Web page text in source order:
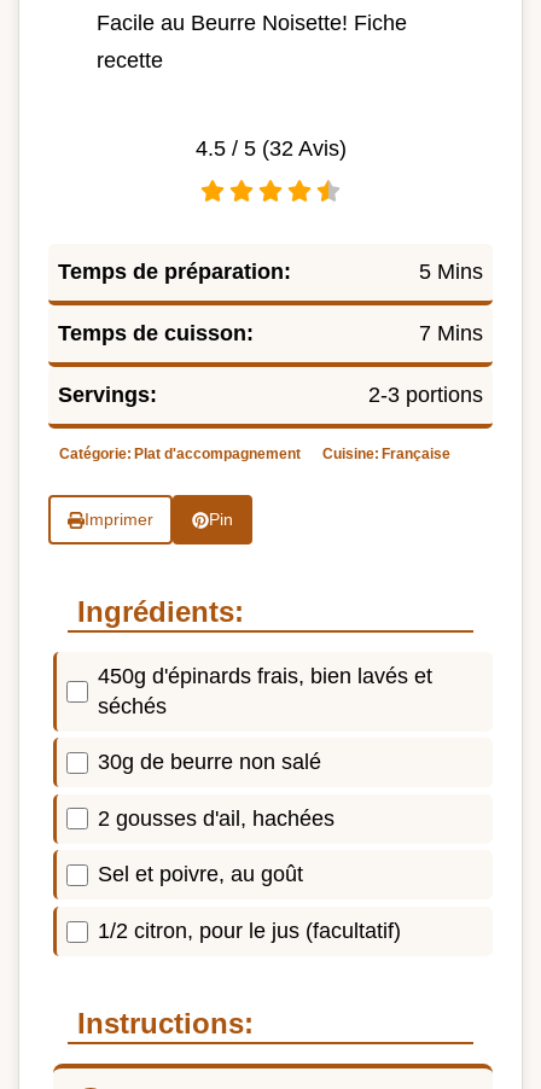
Facile au Beurre Noisette! Fiche
recette
4.5/ 5 (32Avis)
Temps de préparation: 5 Mins
Temps de cuisson: 7 Mins
Servings: 2-3 portions
Catégorie: Plat d'accompagnement Cuisine: Française
Imprimer Pin
Ingrédients:
450g d'épinards frais, bien lavés et
séchés
30g de beurre non salé
2 gousses d'ail, hachées
Sel et poivre, au goût
1/2 citron, pour le jus (facultatif)
Instructions: